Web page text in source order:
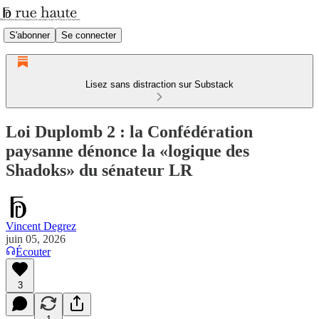
S'abonner Se connecter
Lisez sans distraction sur Substack
Loi Duplomb 2 : la Confédération
paysanne dénonce la «logique des
Shadoks» du sénateur LR
Vincent Degrez
juin 05, 2026
Écouter
3